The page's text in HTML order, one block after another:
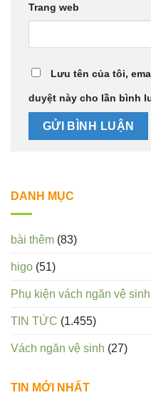
Trang web
Lưu tên của tôi,
duyệt này cho lần bình
DANH MỤC
bài thêm (83)
higo (51)
Phụ kiện vách ngăn vệ sinh
TIN TỨC (1.455)
Vách ngăn vệ sinh (27)
TIN MỚI NHẤT